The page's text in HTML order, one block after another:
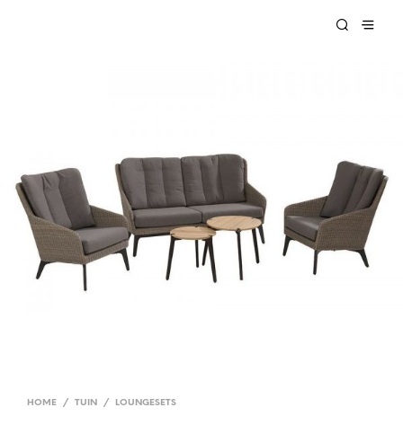
HOME / TUIN / LOUNGESETS